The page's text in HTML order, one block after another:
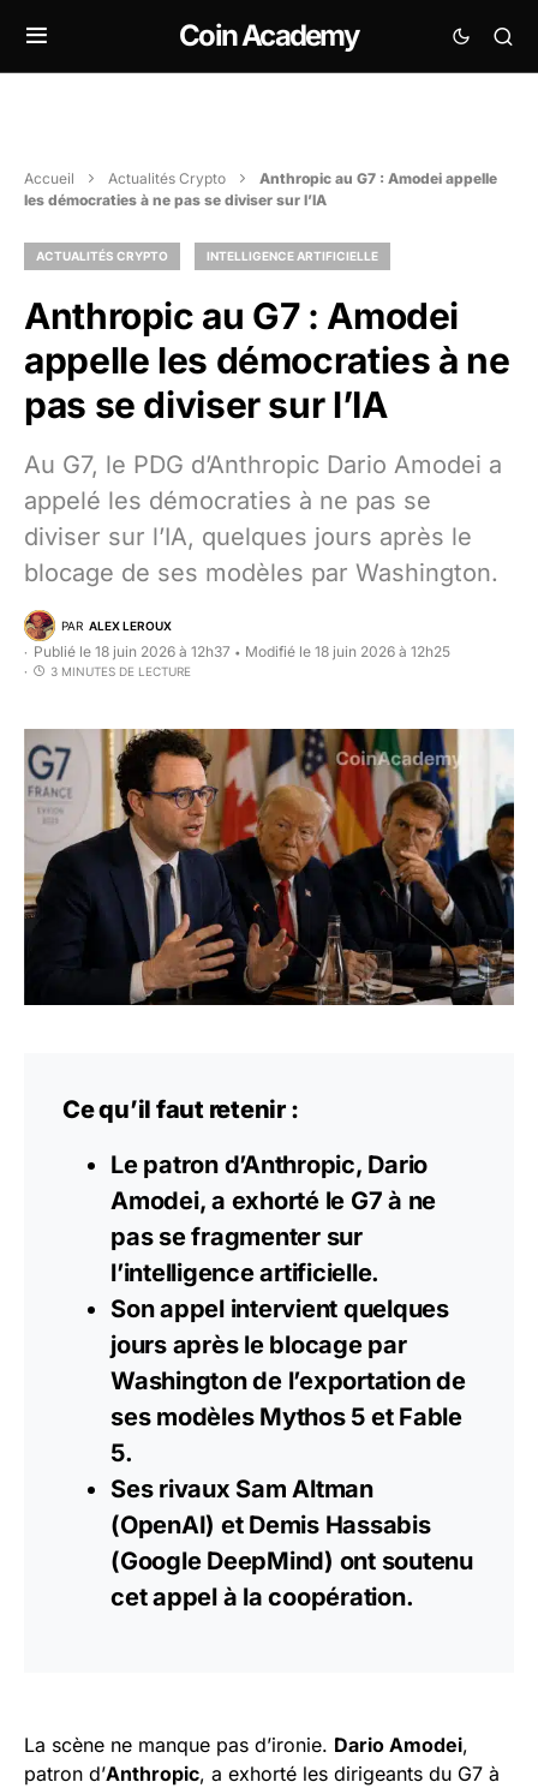
Coin Academy
Accueil Actualités Crypto
Anthropic au G7 : Amodei appelle
les démocraties à ne pas se diviser sur l’IA
ACTUALITÉS CRYPTO INTELLIGENCE ARTIFICIELLE
Anthropic au G7 : Amodei
appelle les démocraties à ne
pas se diviser sur l’IA
Au G7, le PDG d’Anthropic Dario Amodei a
appelé les démocraties à ne pas se
diviser sur l’IA, quelques jours après le
blocage de ses modèles par Washington.
PAR ALEX LEROUX
Publié le 18 juin 2026 à 12h37 • Modifié le 18 juin 2026 à 12h25
3 MINUTES DE LECTURE
Ce qu’il faut retenir :
Le patron d’Anthropic, Dario
Amodei, a exhorté le G7 à ne
pas se fragmenter sur
l’intelligence artificielle.
Son appel intervient quelques
jours après le blocage par
Washington de l’exportation de
ses modèles Mythos 5 et Fable
5.
Ses rivaux Sam Altman
(OpenAI) et Demis Hassabis
(GoogleDeepMind) ont soutenu
cet appel à la coopération.
La scène ne manque pas d’ironie. Dario Amodei,
patron d’Anthropic, a exhorté les dirigeants du G7 à